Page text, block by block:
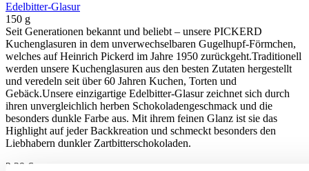
Edelbitter-Glasur
150 g
Seit Generationen bekannt und beliebt – unsere PICKERD
Kuchenglasuren in dem unverwechselbaren Gugelhupf-Förmchen,
welches auf Heinrich Pickerd im Jahre 1950 zurückgeht.Traditionell
werden unsere Kuchenglasuren aus den besten Zutaten hergestellt
und veredeln seit über 60 Jahren Kuchen, Torten und
Gebäck.Unsere einzigartige Edelbitter-Glasur zeichnet sich durch
ihren unvergleichlich herben Schokoladengeschmack und die
besonders dunkle Farbe aus. Mit ihrem feinen Glanz ist sie das
Highlight auf jeder Backkreation und schmeckt besonders den
Liebhabern dunkler Zartbitterschokoladen.
2,29 €